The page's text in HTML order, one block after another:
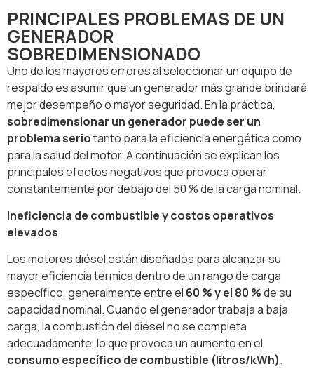
PRINCIPALES PROBLEMAS DE UN
GENERADOR
SOBREDIMENSIONADO
Uno de los mayores errores al seleccionar un equipo de
respaldo es asumir que un generador más grande brindará
mejor desempeño o mayor seguridad. En la práctica,
sobredimensionar un generador puede ser un
problema seriotanto para la eficiencia energética como
para la salud del motor. A continuación se explican los
principales efectos negativos que provoca operar
constantemente por debajo del 50 % de la carga nominal.
Ineficiencia de combustible y costos operativos
elevados
Los motores diésel están diseñados para alcanzar su
mayor eficiencia térmica dentro de un rango de carga
específico, generalmente entre el 60 % y el 80 %de su
capacidad nominal. Cuando el generador trabaja a baja
carga, la combustión del diésel no se completa
adecuadamente, lo que provoca un aumento en el
consumo específico de combustible (litros/kWh).